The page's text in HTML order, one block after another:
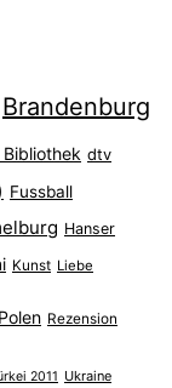
Brandenburg
dtv
Fussball
Hanser
Kunst Liebe
Polen Rezension
2011 Ukraine